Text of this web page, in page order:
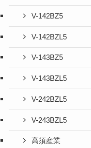
V-142BZ5
V-142BZL5
V-143BZ5
V-143BZL5
V-242BZL5
V-243BZL5
高須産業